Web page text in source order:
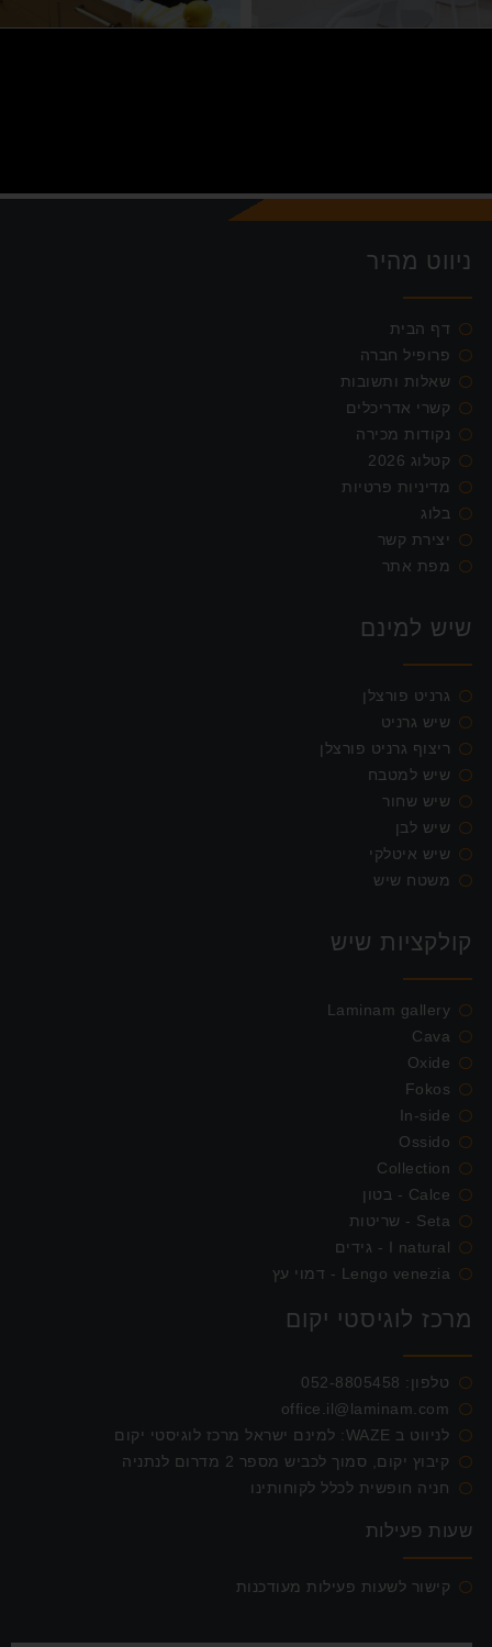
ניווט מהיר
דף הבית
פרופיל חברה
שאלות ותשובות
קשרי אדריכלים
נקודות מכירה
קטלוג 2026
מדיניות פרטיות
בלוג
יצירת קשר
מפת אתר
שיש למינם
גרניט פורצלן
שיש גרניט
ריצוף גרניט פורצלן
שיש למטבח
שיש שחור
שיש לבן
שיש איטלקי
משטח שיש
קולקציות שיש
Laminam gallery
Cava
Oxide
Fokos
In-side
Ossido
Collection
Calce - בטון
Seta - שריטות
I natural - גידים
Lengo venezia - דמוי עץ
מרכז לוגיסטי יקום
טלפון: 052-8805458
office.il@laminam.com
לניווט ב WAZE: למינם ישראל מרכז לוגיסטי יקום
קיבוץ יקום, סמוך לכביש מספר 2 מדרום לנתניה
חניה חופשית לכלל לקוחותינו
שעות פעילות
קישור לשעות פעילות מעודכנות